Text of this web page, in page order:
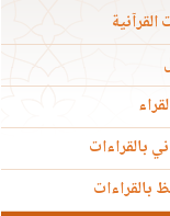
بالقراءات
بالقراءات